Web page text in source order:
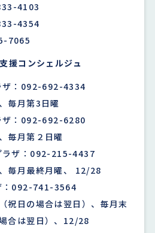
4103
4354
7065
援コンシェルジュ
ザ：092-692-4334
毎月第3日曜
ザ：092-692-6280
毎月第２日曜
ラザ：092-215-4437
毎月最終月曜、 12/28
：092-741-3564
祝日の場合は翌日）、毎月末
合は翌日）、12/28